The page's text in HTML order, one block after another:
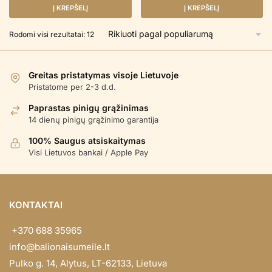
was:
€ 24.50.
is:
€ 19.90.
Į KREPŠELĮ
was:
€ 24.50.
is:
€ 19.90.
Į KREPŠELĮ
Rodomi visi rezultatai: 12Rūšiuojama
Greitas pristatymas visoje Lietuvoje
Pristatome per 2-3 d.d.
Paprastas pinigų grąžinimas
14 dienų pinigų grąžinimo garantija
100% Saugus atsiskaitymas
Visi Lietuvos bankai / Apple Pay
KONTAKTAI
+370 688 35965
info@balionaisumeile.lt
Pulko g. 14, Alytus, LT-62133, Lietuva